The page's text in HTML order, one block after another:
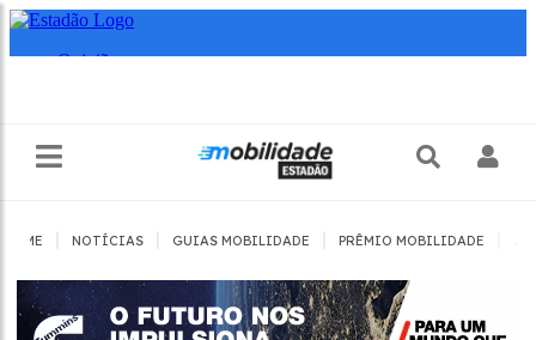
HOME NOTÍCIAS GUIAS MOBILIDADE PRÊMIO MOBILIDADE